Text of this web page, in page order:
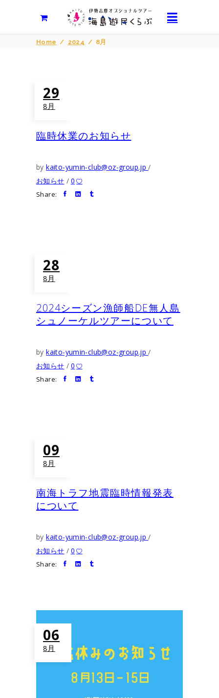
Home / 2024 / 8月
29
8月
臨時休業のお知らせ
bykaito-yumin-club@oz-group.jp
お知らせ
0
Share:
28
8月
2024シーズン漁師船DE無人島
シュノーケルツアーについて
bykaito-yumin-club@oz-group.jp
お知らせ
0
Share:
09
8月
南海トラフ地震臨時情報発表
について
bykaito-yumin-club@oz-group.jp
お知らせ
0
Share:
06
8月